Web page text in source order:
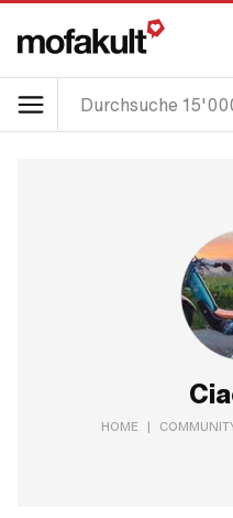
HOME |